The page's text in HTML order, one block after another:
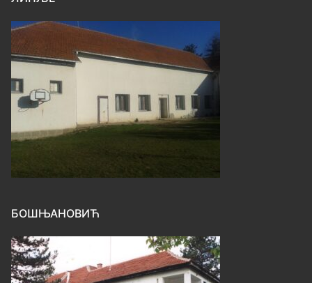
БОШЊАНОВИЋ